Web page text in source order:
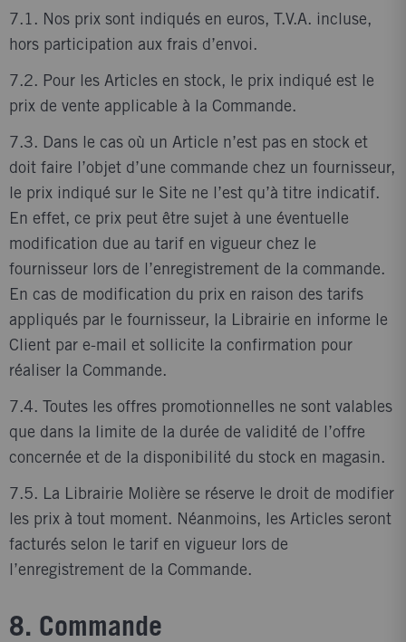
7.1. Nos prix sont indiqués en euros, T.V.A. incluse,
hors participation aux frais d’envoi.
7.2. Pour les Articles en stock, le prix indiqué est le
prix de vente applicable à la Commande.
7.3. Dans le cas où un Article n’est pas en stock et
doit faire l’objet d’une commande chez un fournisseur,
le prix indiqué sur le Site ne l’est qu’à titre indicatif.
En effet, ce prix peut être sujet à une éventuelle
modification due au tarif en vigueur chez le
fournisseur lors de l’enregistrement de la commande.
En cas de modification du prix en raison des tarifs
appliqués par le fournisseur, la Librairie en informe le
Client par e-mail et sollicite la confirmation pour
réaliser la Commande.
7.4. Toutes les offres promotionnelles ne sont valables
que dans la limite de la durée de validité de l’offre
concernée et de la disponibilité du stock en magasin.
7.5. La Librairie Molière se réserve le droit de modifier
les prix à tout moment. Néanmoins, les Articles seront
facturés selon le tarif en vigueur lors de
l’enregistrement de la Commande.
8. Commande